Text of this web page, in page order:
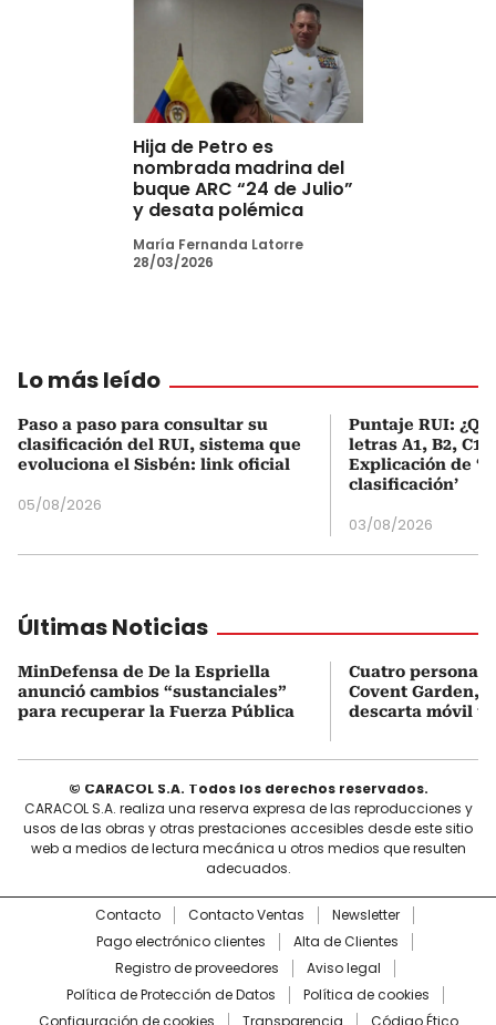
Hija de Petro es
nombrada madrina del
buque ARC “24 de Julio”
y desata polémica
María Fernanda Latorre
28/03/2026
Lo más leído
Paso a paso para consultar su
clasificación del RUI, sistema que
evoluciona el Sisbén: link oficial
05/08/2026
Puntaje RUI:
letras A1, B2, C1
Explicación de
clasificación’
03/08/2026
Últimas Noticias
MinDefensa de De la Espriella
anunció cambios “sustanciales”
para recuperar la Fuerza Pública
Cuatro personas
Covent Garden,
descarta móvil
© CARACOL S.A. Todos los derechos reservados.
CARACOL S.A. realiza una reserva expresa de las reproducciones y
usos de las obras y otras prestaciones accesibles desde este sitio
web a medios de lectura mecánica u otros medios que resulten
adecuados.
Contacto Contacto Ventas
Newsletter
Pago electrónico clientes
Alta de Clientes
Registro de proveedores
Aviso legal
Política de Protección de Datos
Política de cookies
Configuración de cookies
Transparencia Código Ético